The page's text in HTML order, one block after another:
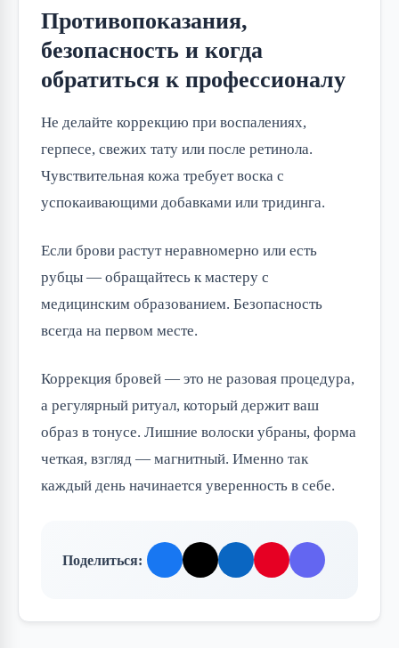
Противопоказания,
безопасность и когда
обратиться к профессионалу
Не делайте коррекцию при воспалениях,
герпесе, свежих тату или после ретинола.
Чувствительная кожа требует воска с
успокаивающими добавками или тридинга.
Если брови растут неравномерно или есть
рубцы — обращайтесь к мастеру с
медицинским образованием. Безопасность
всегда на первом месте.
Коррекция бровей — это не разовая процедура,
а регулярный ритуал, который держит ваш
образ в тонусе. Лишние волоски убраны, форма
четкая, взгляд — магнитный. Именно так
каждый день начинается уверенность в себе.
Поделиться: